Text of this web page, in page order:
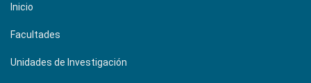
Inicio
Facultades
Unidades de Investigación